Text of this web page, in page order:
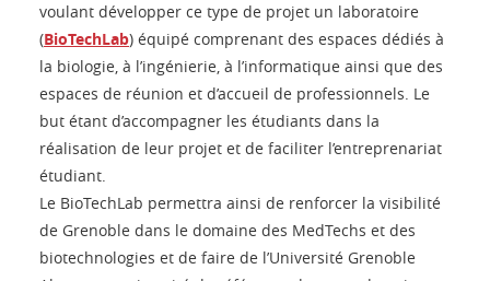
voulant développer ce type de projet un laboratoire
(BioTechLab) équipé comprenant des espaces dédiés à
la biologie, à l’ingénierie, à l’informatique ainsi que des
espaces de réunion et d’accueil de professionnels. Le
but étant d’accompagner les étudiants dans la
réalisation de leur projet et de faciliter l’entreprenariat
étudiant.
Le BioTechLab permettra ainsi de renforcer la visibilité
de Grenoble dans le domaine des MedTechs et des
biotechnologies et de faire de l’Université Grenoble